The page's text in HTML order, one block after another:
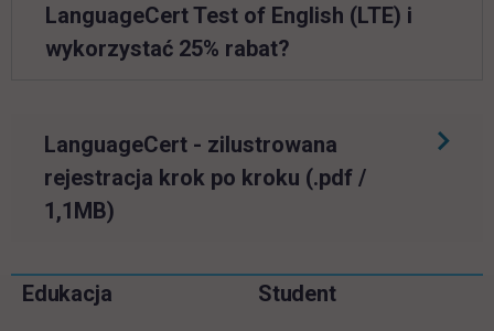
LanguageCert Test of English (LTE) i
wykorzystać 25% rabat?
LanguageCert - zilustrowana
rejestracja krok po kroku (.pdf /
1,1MB)
Pomiń
Informacje w stopce
Edukacja Student